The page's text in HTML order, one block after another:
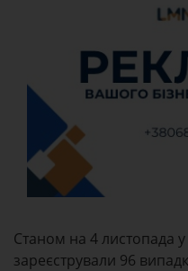
Станом на 4 листопада у
зареєстрували 96